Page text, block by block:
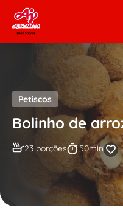
Skip to content
Petiscos
Bolinho de
23 porções 50min